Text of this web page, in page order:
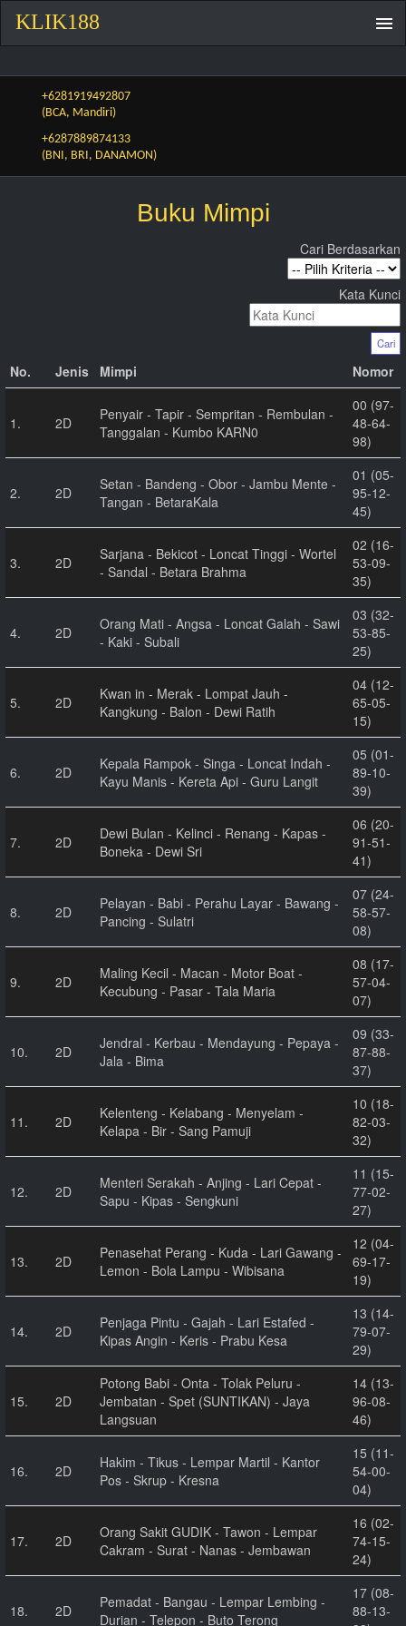
KLIK188
+6281919492807
(BCA, Mandiri)
+6287889874133
(BNI, BRI, DANAMON)
Buku Mimpi
Cari Berdasarkan
Kata Kunci
Cari
No. Jenis Mimpi Nomor
1. 2D
Penyair - Tapir - Sempritan - Rembulan -
Tanggalan - Kumbo KARN0
00 (97-
48-64-
98)
2. 2D
Setan - Bandeng - Obor - Jambu Mente -
Tangan - BetaraKala
01 (05-
95-12-
45)
3. 2D
Sarjana - Bekicot - Loncat Tinggi - Wortel
- Sandal - Betara Brahma
02 (16-
53-09-
35)
4. 2D
Orang Mati - Angsa - Loncat Galah - Sawi
- Kaki - Subali
03 (32-
53-85-
25)
5. 2D
Kwan in - Merak - Lompat Jauh -
Kangkung - Balon - Dewi Ratih
04 (12-
65-05-
15)
6. 2D
Kepala Rampok - Singa - Loncat Indah -
Kayu Manis - Kereta Api - Guru Langit
05 (01-
89-10-
39)
7. 2D
Dewi Bulan - Kelinci - Renang - Kapas -
Boneka - Dewi Sri
06 (20-
91-51-
41)
8. 2D
Pelayan - Babi - Perahu Layar - Bawang -
Pancing - Sulatri
07 (24-
58-57-
08)
9. 2D
Maling Kecil - Macan - Motor Boat -
Kecubung - Pasar - Tala Maria
08 (17-
57-04-
07)
10. 2D
Jendral - Kerbau - Mendayung - Pepaya -
Jala - Bima
09 (33-
87-88-
37)
11. 2D
Kelenteng - Kelabang - Menyelam -
Kelapa - Bir - Sang Pamuji
10 (18-
82-03-
32)
12. 2D
Menteri Serakah - Anjing - Lari Cepat -
Sapu - Kipas - Sengkuni
11 (15-
77-02-
27)
13. 2D
Penasehat Perang - Kuda - Lari Gawang -
Lemon - Bola Lampu - Wibisana
12 (04-
69-17-
19)
14. 2D
Penjaga Pintu - Gajah - Lari Estafed -
Kipas Angin - Keris - Prabu Kesa
13 (14-
79-07-
29)
15. 2D
Potong Babi - Onta - Tolak Peluru -
Jembatan - Spet (SUNTIKAN) - Jaya
Langsuan
14 (13-
96-08-
46)
16. 2D
Hakim - Tikus - Lempar Martil - Kantor
Pos - Skrup - Kresna
15 (11-
54-00-
04)
17. 2D
Orang Sakit GUDIK - Tawon - Lempar
Cakram - Surat - Nanas - Jembawan
16 (02-
74-15-
24)
18. 2D
Pemadat - Bangau - Lempar Lembing -
Durian - Telepon - Buto Terong
17 (08-
88-13-